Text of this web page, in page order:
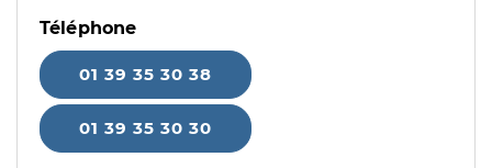
Téléphone
01 39 35 30 38
01 39 35 30 30